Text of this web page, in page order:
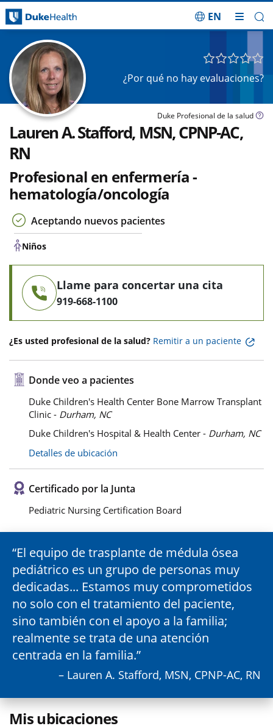
EN
¿Por qué no hay evaluaciones?
Duke Profesional de la salud
Lauren A. Stafford, MSN, CPNP-AC,
RN
Profesional en enfermería -
hematología/oncología
Aceptando nuevos pacientes
Niños
Llame para concertar una cita
919-668-1100
¿Es usted profesional de la salud? Remitir a un paciente
Donde veo a pacientes
Duke Children's Health Center Bone Marrow Transplant
Clinic - Durham, NC
Duke Children's Hospital & Health Center - Durham, NC
Detalles de ubicación
Certificado por la Junta
Pediatric Nursing Certification Board
El equipo de trasplante de médula ósea
pediátrico es un grupo de personas muy
dedicadas... Estamos muy comprometidos
no solo con el tratamiento del paciente,
sino también con el apoyo a la familia;
realmente se trata de una atención
centrada en la familia.
– Lauren A. Stafford, MSN, CPNP-AC, RN
Mis ubicaciones